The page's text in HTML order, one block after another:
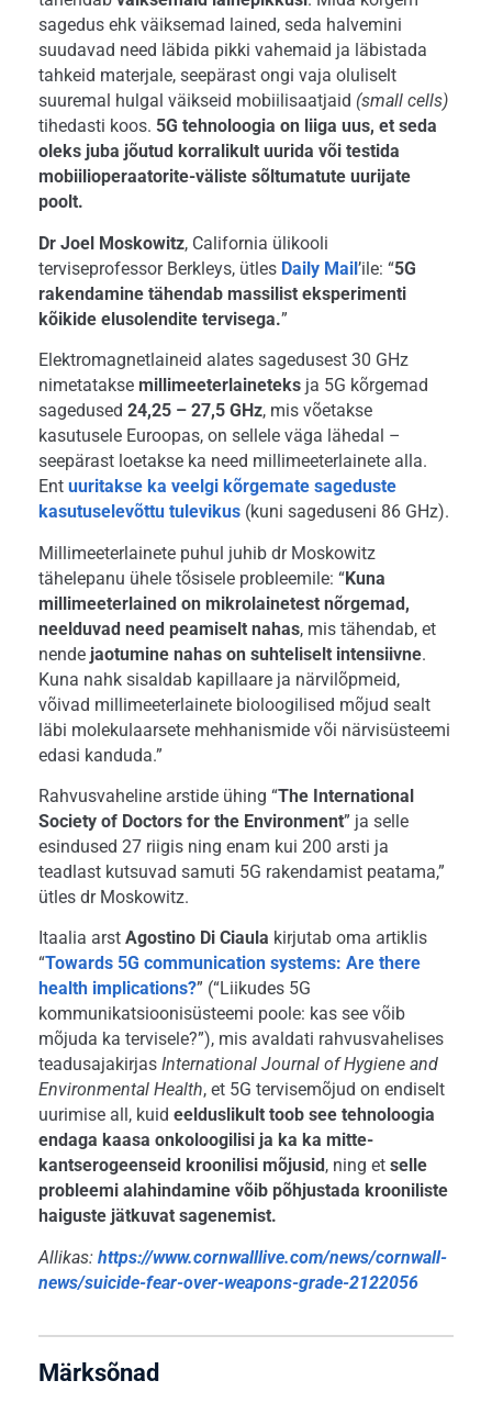
sagedus ehk väiksemad lained, seda halvemini
suudavad need läbida pikki vahemaid ja läbistada
tahkeid materjale, seepärast ongi vaja oluliselt
suuremal hulgal väikseid mobiilisaatjaid (small cells)
tihedasti koos. 5G tehnoloogia on liiga uus, et seda
oleks juba jõutud korralikult uurida või testida
mobiilioperaatorite-väliste sõltumatute uurijate
poolt.
Dr Joel Moskowitz, California ülikooli
terviseprofessor Berkleys, ütles Daily Mail’ile: “5G
rakendamine tähendab massilist eksperimenti
kõikide elusolendite tervisega.”
Elektromagnetlaineid alates sagedusest 30 GHz
nimetatakse millimeeterlaineteks ja 5G kõrgemad
sagedused 24,25 – 27,5 GHz, mis võetakse
kasutusele Euroopas, on sellele väga lähedal –
seepärast loetakse ka need millimeeterlainete alla.
Ent uuritakse ka veelgi kõrgemate sageduste
kasutuselevõttu tulevikus (kuni sageduseni 86 GHz).
Millimeeterlainete puhul juhib dr Moskowitz
tähelepanu ühele tõsisele probleemile: “Kuna
millimeeterlained on mikrolainetest nõrgemad,
neelduvad need peamiselt nahas, mis tähendab, et
nende jaotumine nahas on suhteliselt intensiivne.
Kuna nahk sisaldab kapillaare ja närvilõpmeid,
võivad millimeeterlainete bioloogilised mõjud sealt
läbi molekulaarsete mehhanismide või närvisüsteemi
edasi kanduda.”
Rahvusvaheline arstide ühing “The International
Society of Doctors for the Environment” ja selle
esindused 27 riigis ning enam kui 200 arsti ja
teadlast kutsuvad samuti 5G rakendamist peatama,”
ütles dr Moskowitz.
Itaalia arst Agostino Di Ciaula kirjutab oma artiklis
“Towards 5G communication systems: Are there
health implications?” (“Liikudes 5G
kommunikatsioonisüsteemi poole: kas see võib
mõjuda ka tervisele?”), mis avaldati rahvusvahelises
teadusajakirjas International Journal of Hygiene and
Environmental Health, et 5G tervisemõjud on endiselt
uurimise all, kuid eelduslikult toob see tehnoloogia
endaga kaasa onkoloogilisi ja ka ka mitte-
kantserogeenseid kroonilisi mõjusid , ning et selle
probleemi alahindamine võib põhjustada krooniliste
haiguste jätkuvat sagenemist.
Allikas: https://www.cornwalllive.com/news/cornwall-
news/suicide-fear-over-weapons-grade-2122056
Märksõnad